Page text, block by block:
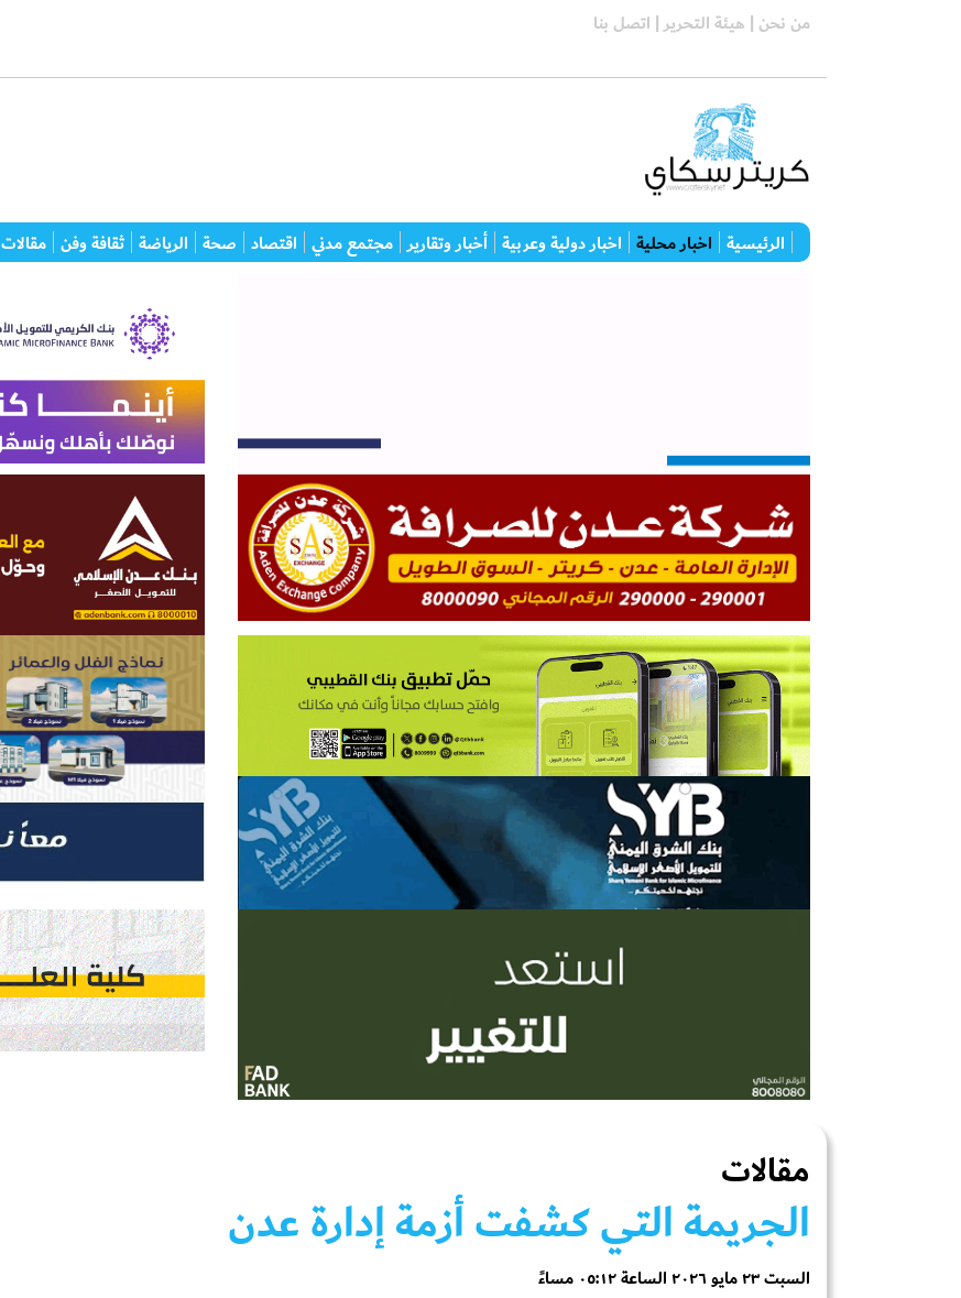
من نحن | هيئة التحرير | اتصل بنا
الرئيسية اخبار محلية اخبار دولية وعربية أخبار وتقارير مجتمع مدني اقتصاد صحة الرياضة ثقافة وفن مقالات
مقالات
الجريمة التي كشفت أزمة إدارة عدن
السبت ٢٣ مايو ٢٠٢٦ الساعة ٠٥:١٢ مساءً